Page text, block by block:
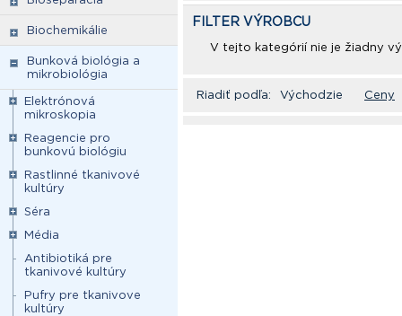
Biochemikálie
Bunková biológia a
mikrobiológia
Elektrónová
mikroskopia
Reagencie pro
bunkovú biológiu
Rastlinné tkanivové
kultúry
Séra
Média
Antibiotiká pre
tkanivové kultúry
Pufry pre tkanivove
kultúry
FILTER VÝROBCU
V tejto kategórií nie je žiadny
Riadiť podľa: Východzie Ceny